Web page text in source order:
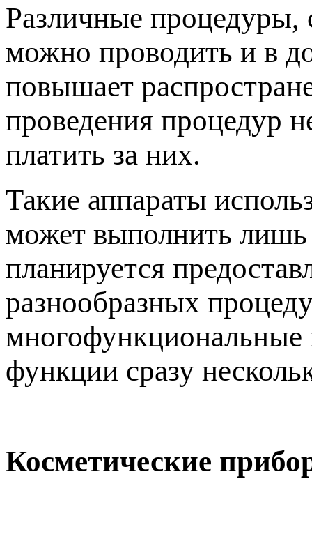
Различные процедуры,
можно проводить и в
повышает
проведения процедур
платить за них.
Такие аппараты
может выполнить
планируется
разнообразных
многофункциональные
функции сразу
Косметические